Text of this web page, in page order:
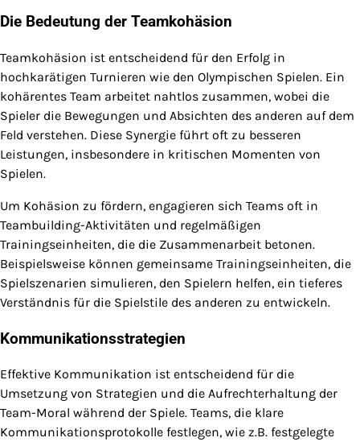
Die Bedeutung der Teamkohäsion
Teamkohäsion ist entscheidend für den Erfolg in
hochkarätigen Turnieren wie den Olympischen Spielen. Ein
kohärentes Team arbeitet nahtlos zusammen, wobei die
Spieler die Bewegungen und Absichten des anderen auf dem
Feld verstehen. Diese Synergie führt oft zu besseren
Leistungen, insbesondere in kritischen Momenten von
Spielen.
Um Kohäsion zu fördern, engagieren sich Teams oft in
Teambuilding-Aktivitäten und regelmäßigen
Trainingseinheiten, die die Zusammenarbeit betonen.
Beispielsweise können gemeinsame Trainingseinheiten, die
Spielszenarien simulieren, den Spielern helfen, ein tieferes
Verständnis für die Spielstile des anderen zu entwickeln.
Kommunikationsstrategien
Effektive Kommunikation ist entscheidend für die
Umsetzung von Strategien und die Aufrechterhaltung der
Team-Moral während der Spiele. Teams, die klare
Kommunikationsprotokolle festlegen, wie z.B. festgelegte